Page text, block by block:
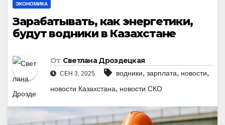
ЭКОНОМИКА
Зарабатывать, как энергетики,
будут водники в Казахстане
От Светлана Дроздецкая
СЕН 3, 2025 водники, зарплата, новости,
новости Казахстана, новости СКО